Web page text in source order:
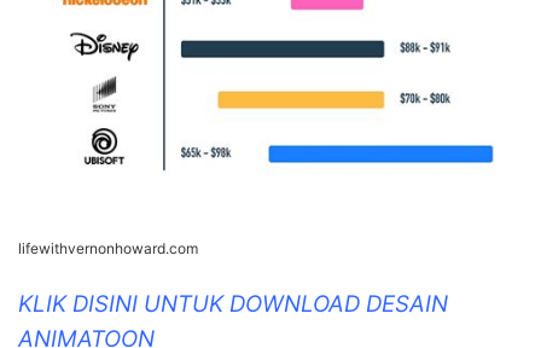
lifewithvernonhoward.com
KLIK DISINI UNTUK DOWNLOAD DESAIN
ANIMATOON